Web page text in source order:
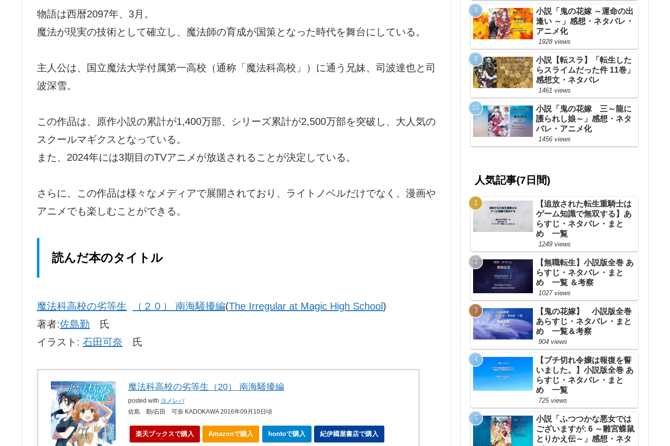
物語は西暦2097年、3月。
魔法が現実の技術として確立し、魔法師の育成が国策となった時代を舞台にしている。
主人公は、国立魔法大学付属第一高校（通称「魔法科高校」）に通う兄妹、司波達也と司
波深雪。
この作品は、原作小説の累計が1,400万部、シリーズ累計が2,500万部を突破し、大人気の
スクールマギクスとなっている。
また、2024年には3期目のTVアニメが放送されることが決定している。
さらに、この作品は様々なメディアで展開されており、ライトノベルだけでなく、漫画や
アニメでも楽しむことができる。
読んだ本のタイトル
魔法科高校の劣等生 （２０） 南海騒擾編(The Irregular at Magic High School)
著者:佐島勤 氏
イラスト: 石田可奈 氏
魔法科高校の劣等生（20） 南海騒擾編
posted with ヨメレバ
佐島 勤/石田 可奈 KADOKAWA 2016年09月10日頃
楽天ブックスで購入 Amazonで購入 hontoで購入 紀伊國屋書店で購入
小説「鬼の花嫁 ～運命の出
逢い ～」感想・ネタバレ・
アニメ化
1928 views
小説【転スラ】「転生した
らスライムだった件 11巻」
感想文・ネタバレ
1461 views
小説「鬼の花嫁 三～龍に
護られし娘～」感想・ネタ
バレ・アニメ化
1456 views
人気記事(7日間)
【追放された転生重騎士は
ゲーム知識で無双する】あ
らすじ・ネタバレ・まと
め 一覧
1249 views
【無職転生】小説版全巻 あ
らすじ・ネタバレ・まと
め 一覧 ＆考察
1027 views
【鬼の花嫁】 小説版全巻
あらすじ・ネタバレ・まと
め 一覧＆考察
904 views
【ブチ切れ令嬢は報復を誓
いました。】小説版全巻 あ
らすじ・ネタバレ・まと
め 一覧
725 views
小説「ふつつかな悪女では
ございますが: 6 ～雛宮蝶鼠
とりかえ伝～」感想・ネタ